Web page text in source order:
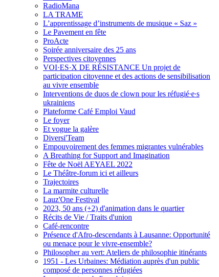
RadioMana
LA TRAME
L’apprentissage d’instruments de musique « Saz »
Le Pavement en fête
ProActe
Soirée anniversaire des 25 ans
Perspectives citoyennes
VOI·ES·X DE RÉSISTANCE Un projet de
participation citoyenne et des actions de sensibilisation
au vivre ensemble
Interventions de duos de clown pour les réfugié∙e∙s
ukrainiens
Plateforme Café Emploi Vaud
Le foyer
Et vogue la galère
Diversi'Team
Empouvoirement des femmes migrantes vulnérables
A Breathing for Support and Imagination
Fête de Noël AEYAEL 2022
Le Théâtre-forum ici et ailleurs
Trajectoires
La marmite culturelle
Lauz'One Festival
2023, 50 ans (+2) d'animation dans le quartier
Récits de Vie / Traits d'union
Café-rencontre
Présence d'Afro-descendants à Lausanne: Opportunité
ou menace pour le vivre-ensemble?
Philosopher au vert: Ateliers de philosophie itinérants
1951 - Les Urbaines: Médiation auprès d'un public
composé de personnes réfugiées